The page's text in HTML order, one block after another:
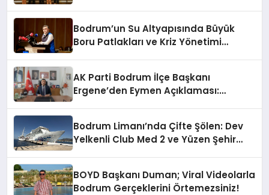
Bodrum’un Su Altyapısında Büyük
Boru Patlakları ve Kriz Yönetimi
AK Parti Bodrum İlçe Başkanı
Ergene’den Eymen Açıklaması:
Bodrum Limanı’nda Çifte Şölen: Dev
Yelkenli Club Med 2 ve Yüzen Şehir
BOYD Başkanı Duman; Viral Videolarla
Bodrum Gerçeklerini Örtemezsiniz!